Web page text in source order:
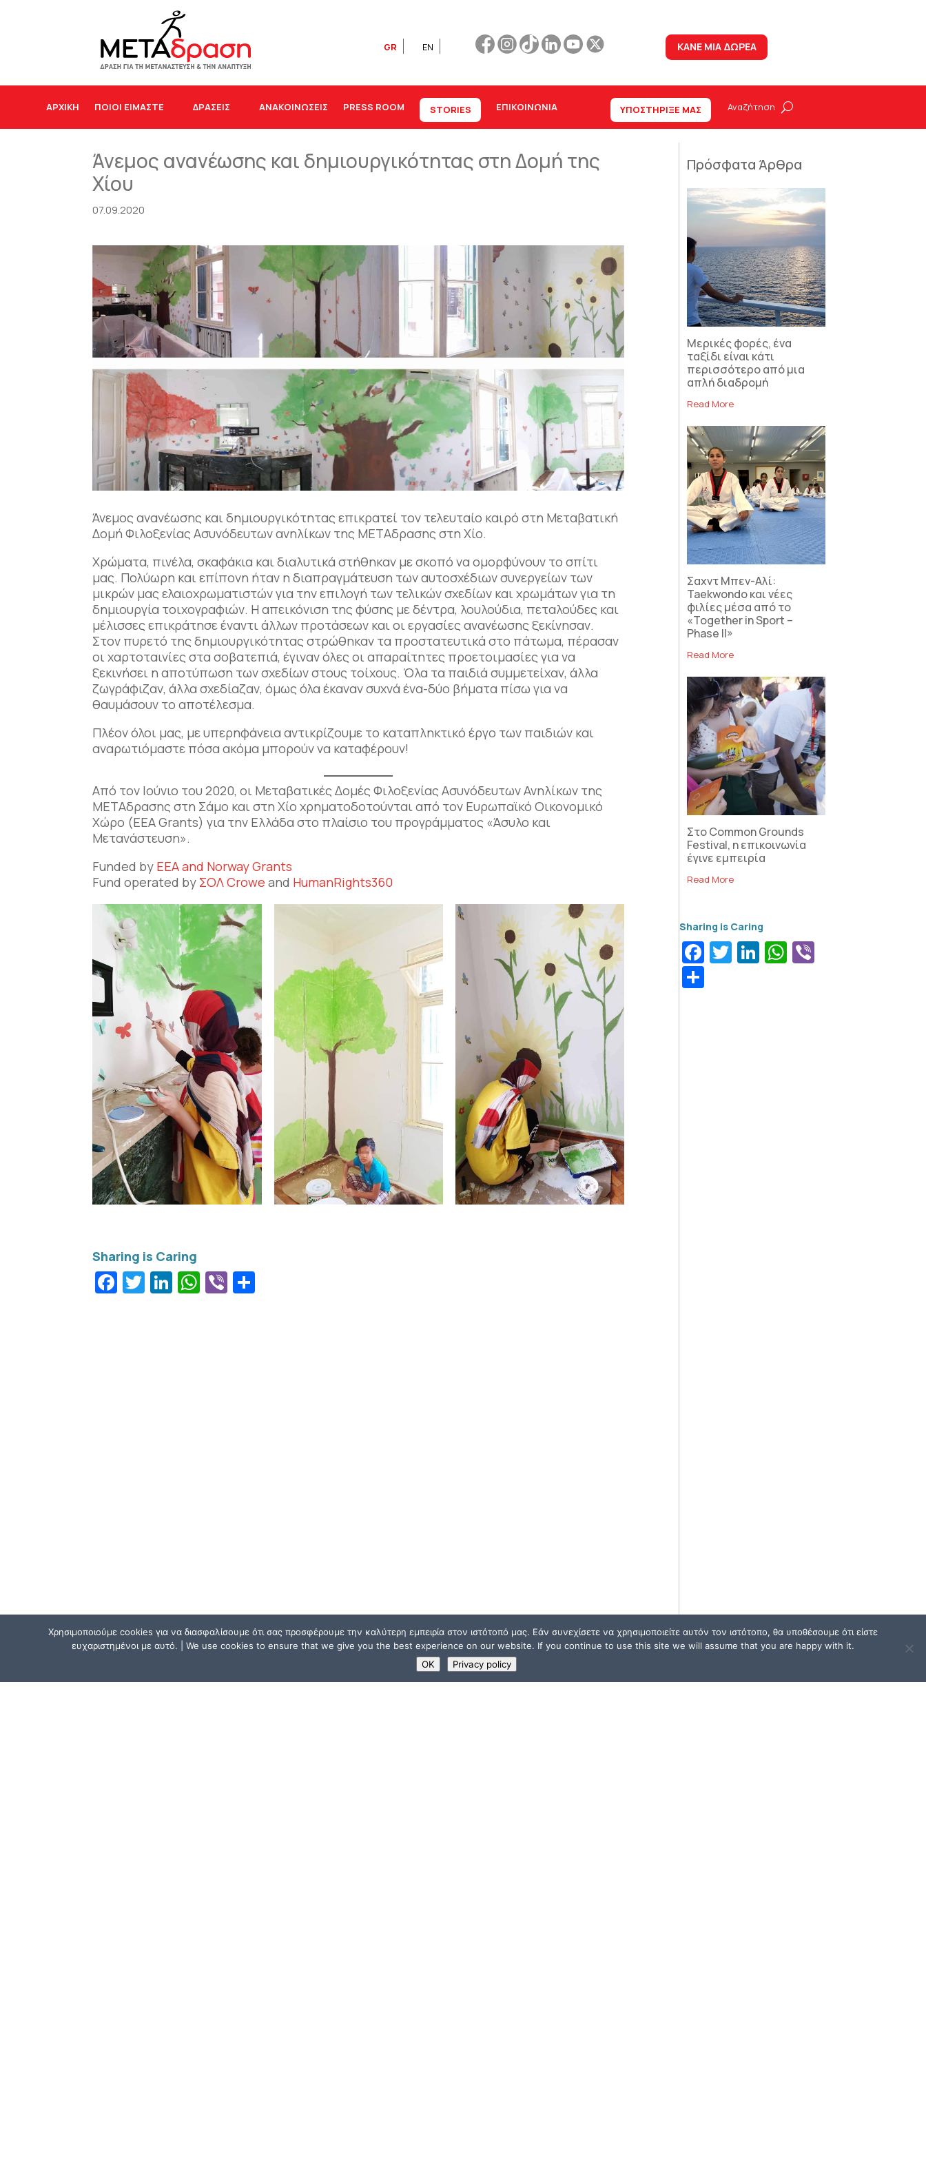
GR EN ΚΑΝΕ ΜΙΑ ΔΩΡΕΑ
ΑΡΧΙΚΉ ΠΟΙΟΙ ΕΙΜΑΣΤΕ ΔΡΆΣΕΙΣ ΑΝΑΚΟΙΝΩΣΕΙΣ PRESS ROOM STORIES ΕΠΙΚΟΙΝΩΝΊΑ ΥΠΟΣΤΗΡΙΞΕ ΜΑΣ
Άνεμος ανανέωσης και δημιουργικότητας στη Δομή της
Χίου
07.09.2020
Άνεμος ανανέωσης και δημιουργικότητας επικρατεί τον τελευταίο καιρό στη Μεταβατική
Δομή Φιλοξενίας Ασυνόδευτων ανηλίκων της ΜΕΤΑδρασης στη Χίο.
Χρώματα, πινέλα, σκαφάκια και διαλυτικά στήθηκαν με σκοπό να ομορφύνουν το σπίτι
μας. Πολύωρη και επίπονη ήταν η διαπραγμάτευση των αυτοσχέδιων συνεργείων των
μικρών μας ελαιοχρωματιστών για την επιλογή των τελικών σχεδίων και χρωμάτων για τη
δημιουργία τοιχογραφιών. Η απεικόνιση της φύσης με δέντρα, λουλούδια, πεταλούδες και
μέλισσες επικράτησε έναντι άλλων προτάσεων και οι εργασίες ανανέωσης ξεκίνησαν.
Στον πυρετό της δημιουργικότητας στρώθηκαν τα προστατευτικά στο πάτωμα, πέρασαν
οι χαρτοταινίες στα σοβατεπιά, έγιναν όλες οι απαραίτητες προετοιμασίες για να
ξεκινήσει η αποτύπωση των σχεδίων στους τοίχους. Όλα τα παιδιά συμμετείχαν, άλλα
ζωγράφιζαν, άλλα σχεδίαζαν, όμως όλα έκαναν συχνά ένα-δύο βήματα πίσω για να
θαυμάσουν το αποτέλεσμα.
Πλέον όλοι μας, με υπερηφάνεια αντικρίζουμε το καταπληκτικό έργο των παιδιών και
αναρωτιόμαστε πόσα ακόμα μπορούν να καταφέρουν!
Από τον Ιούνιο του 2020, οι Μεταβατικές Δομές Φιλοξενίας Ασυνόδευτων Ανηλίκων της
ΜΕΤΑδρασης στη Σάμο και στη Χίο χρηματοδοτούνται από τον Ευρωπαϊκό Οικονομικό
Χώρο (EEA Grants) για την Ελλάδα στο πλαίσιο του προγράμματος «Άσυλο και
Μετανάστευση».
Funded by EEA and Norway Grants
Fund operated by ΣΟΛ Crowe and HumanRights360
Facebook
Twitter
LinkedIn
WhatsApp
Viber
Πρόσφατα Άρθρα
Μερικές φορές, ένα
ταξίδι είναι κάτι
περισσότερο από μια
απλή διαδρομή
Read More
Σαχντ Μπεν-Αλί:
Taekwondo και νέες
φιλίες μέσα από το
«Together in Sport –
Phase II»
Read More
Στο Common Grounds
Festival, η επικοινωνία
έγινε εμπειρία
Read More
Facebook
Twitter
LinkedIn
WhatsApp
Χρησιμοποιούμε cookies για να διασφαλίσουμε ότι σας προσφέρουμε την καλύτερη εμπειρία στον ιστότοπό μας. Εάν συνεχίσετε να χρησιμοποιείτε αυτόν τον ιστότοπο, θα υποθέσουμε ότι είστε
ευχαριστημένοι με αυτό. | We use cookies to ensure that we give you the best experience on our website. If you continue to use this site we will assume that you are happy with it.
OK
Privacy policy